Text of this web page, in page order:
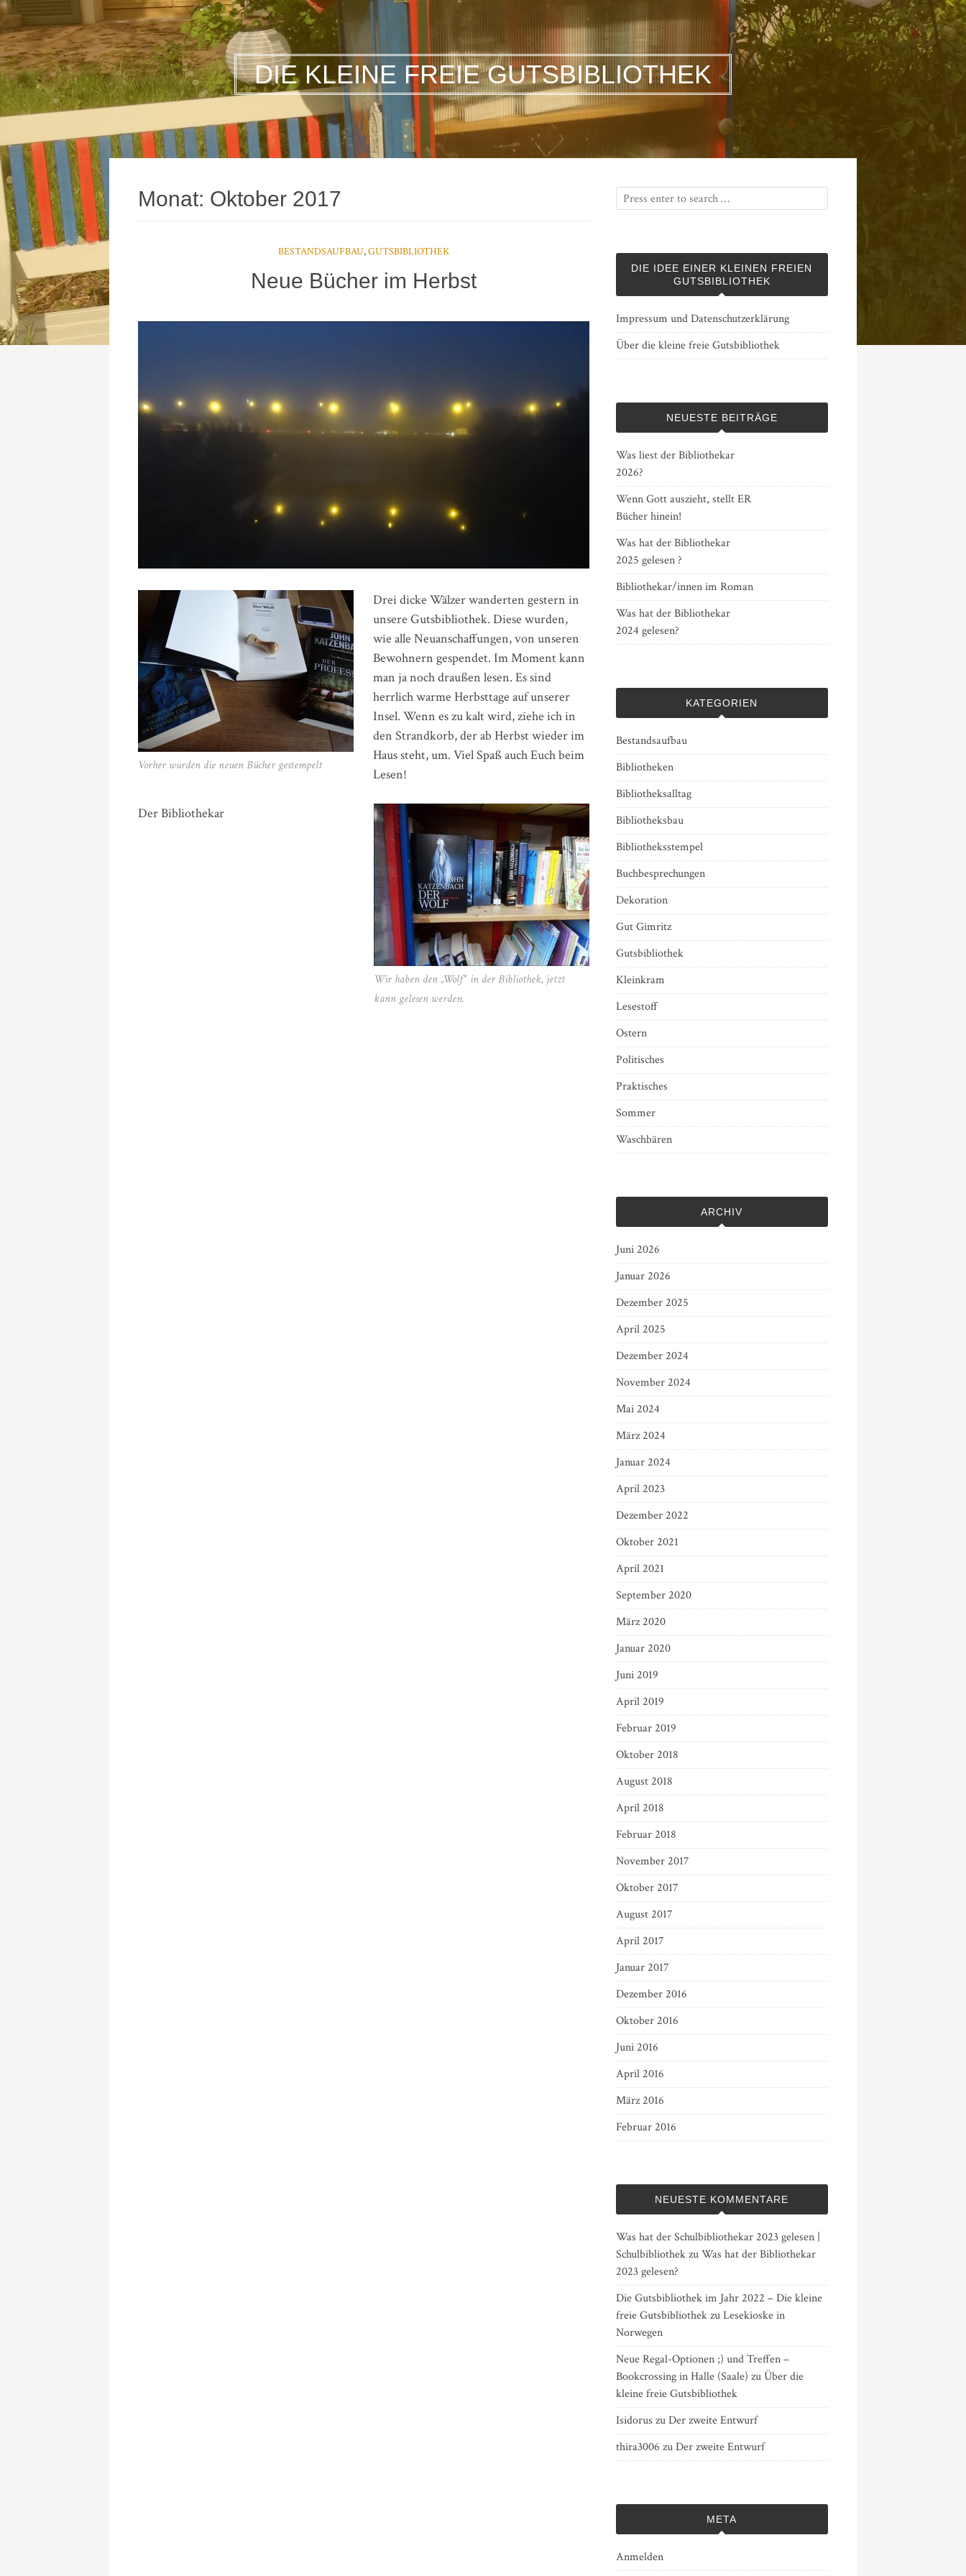
DIE KLEINE FREIE GUTSBIBLIOTHEK
Monat: Oktober 2017
BESTANDSAUFBAU,GUTSBIBLIOTHEK
Neue Bücher im Herbst
Vorher wurden die neuen Bücher gestempelt
Drei dicke Wälzer wanderten gestern in
unsere Gutsbibliothek. Diese wurden,
wie alle Neuanschaffungen, von unseren
Bewohnern gespendet. Im Moment kann
man ja noch draußen lesen. Es sind
herrlich warme Herbsttage auf unserer
Insel. Wenn es zu kalt wird, ziehe ich in
den Strandkorb, der ab Herbst wieder im
Haus steht, um. Viel Spaß auch Euch beim
Lesen!
Wir haben den „Wolf“ in der Bibliothek, jetzt
kann gelesen werden.
Der Bibliothekar
DIE IDEE EINER KLEINEN FREIEN
GUTSBIBLIOTHEK
Impressum und Datenschutzerklärung
Über die kleine freie Gutsbibliothek
NEUESTE BEITRÄGE
Was liest der Bibliothekar
2026?
Wenn Gott auszieht, stellt ER
Bücher hinein!
Was hat der Bibliothekar
2025 gelesen ?
Bibliothekar/innen im Roman
Was hat der Bibliothekar
2024 gelesen?
KATEGORIEN
Bestandsaufbau
Bibliotheken
Bibliotheksalltag
Bibliotheksbau
Bibliotheksstempel
Buchbesprechungen
Dekoration
Gut Gimritz
Gutsbibliothek
Kleinkram
Lesestoff
Ostern
Politisches
Praktisches
Sommer
Waschbären
ARCHIV
Juni 2026
Januar 2026
Dezember 2025
April 2025
Dezember 2024
November 2024
Mai 2024
März 2024
Januar 2024
April 2023
Dezember 2022
Oktober 2021
April 2021
September 2020
März 2020
Januar 2020
Juni 2019
April 2019
Februar 2019
Oktober 2018
August 2018
April 2018
Februar 2018
November 2017
Oktober 2017
August 2017
April 2017
Januar 2017
Dezember 2016
Oktober 2016
Juni 2016
April 2016
März 2016
Februar 2016
NEUESTE KOMMENTARE
Was hat der Schulbibliothekar 2023 gelesen |
SchulbibliothekzuWas hat der Bibliothekar
2023 gelesen?
Die Gutsbibliothek im Jahr 2022 – Die kleine
freie GutsbibliothekzuLesekioske in
Norwegen
Neue Regal-Optionen ;) und Treffen –
Bookcrossing in Halle (Saale) zuÜber die
kleine freie Gutsbibliothek
Isidorus zuDer zweite Entwurf
thira3006 zuDer zweite Entwurf
META
Anmelden